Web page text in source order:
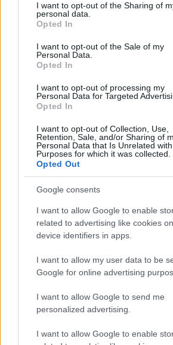
not limited to your visit or usage
grant or deny consent to Google and its
use your data for below specified
consent section.
I want to opt-out of the Sharing of
personal data.
Opted In
I want to opt-out of the Sale of my
Personal Data.
Opted In
I want to opt-out of processing my
Personal Data for Targeted
Opted In
I want to opt-out of Collection, Use,
Retention, Sale, and/or Sharing of
Personal Data that Is Unrelated
Purposes for which it was collected.
Opted Out
Google consents
I want to allow Google to enable
related to advertising like cookies
device identifiers in apps.
I want to allow my user data to be
Google for online advertising
I want to allow Google to send me
personalized advertising.
I want to allow Google to enable
Jeśli jesteś kibicem klubu Sanovia Lesko lub
częściej. Nasz serwis regularnie dostarcza
PodkarpacieLive.pl to największa baza
piłkarskichw województwie. Sprawdź nasze
bądź na bieżąco z wydarzeniami z boisk!
Analiza przed meczem: Sanovia Lesko vs
Sanovia Lesko - LKS Tarnawa
2025. Początek meczu o godz. 16:00.
Sanovia Leskoprzystępuje do tego
drużyna radzi sobie w sezonie 2025/2026
I przed własną publicznością? Na tej stronie
uwzględniającą tylko mecze u siebie. W tabeli
mecze wyjazdowe możecie natomiast
Krosno > Klasa A, gr. I - sytuacja w tabeli
Przed meczami 4. kolejki - Krosno > Klasa A,
miejscu.
Poniżej znajdziesz także ostatnie mecze
Sanovia Lesko vs. LKS Tarnawa - relacja,
transmisja
Wynik meczu Sanovia Lesko - LKS Tarnawa
zaraz po jego zakończeniu. Jeżeli szukasz